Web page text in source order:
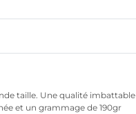
taille. Une qualité imbattable
et un grammage de 190gr